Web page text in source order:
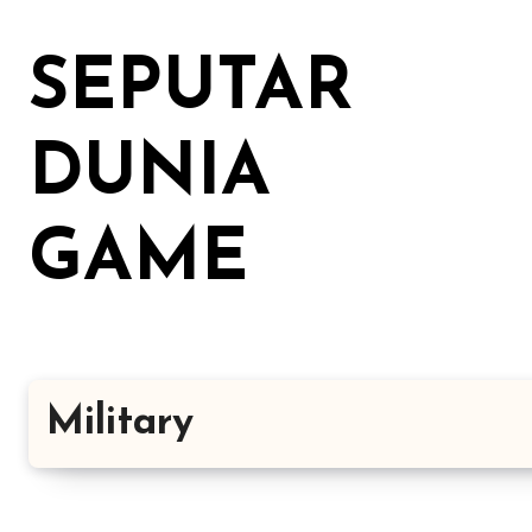
kontenSEPUTAR
DUNIA
GAME
Military